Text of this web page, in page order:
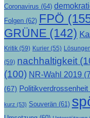
Coronavirus (64)
Folgen (62) FPÖ
GRÜNE (142)
Kritik (59) Kurier (55)
(59) nachhaltigkeit
(100) NR-Wahl 2019
(67) Politikverdrossenheit
kurz (53) Souverän (61)